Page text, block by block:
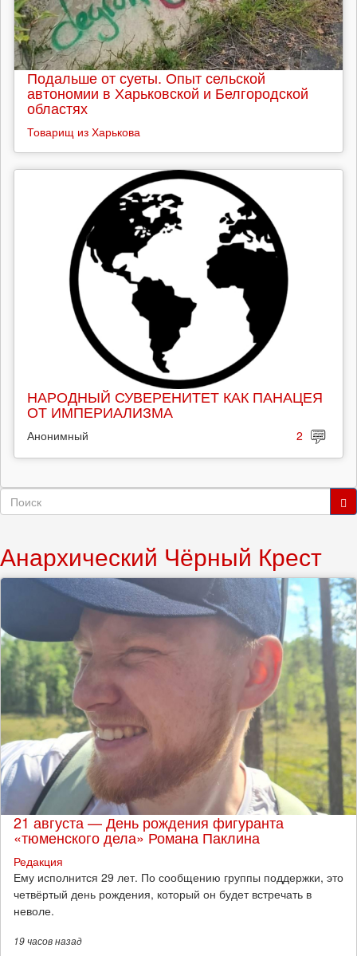
Подальше от суеты. Опыт сельской
автономии в Харьковской и Белгородской
областях
Товарищ из Харькова
НАРОДНЫЙ СУВЕРЕНИТЕТ КАК ПАНАЦЕЯ
ОТ ИМПЕРИАЛИЗМА
Анонимный 2
Форма
Анархический Чёрный Крест
21 августа — День рождения фигуранта
«тюменского дела» Романа Паклина
Редакция
Ему исполнится 29 лет. По сообщению группы поддержки, это
четвёртый день рождения, который он будет встречать в
неволе.
19 часовназад